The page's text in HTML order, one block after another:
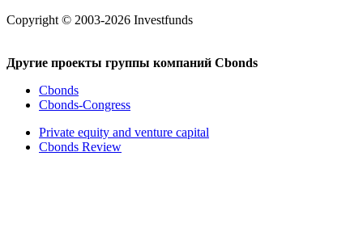
Copyright © 2003-2026 Investfunds
Другие проекты группы компаний Cbonds
Cbonds
Cbonds-Congress
Private equity and venture capital
Cbonds Review